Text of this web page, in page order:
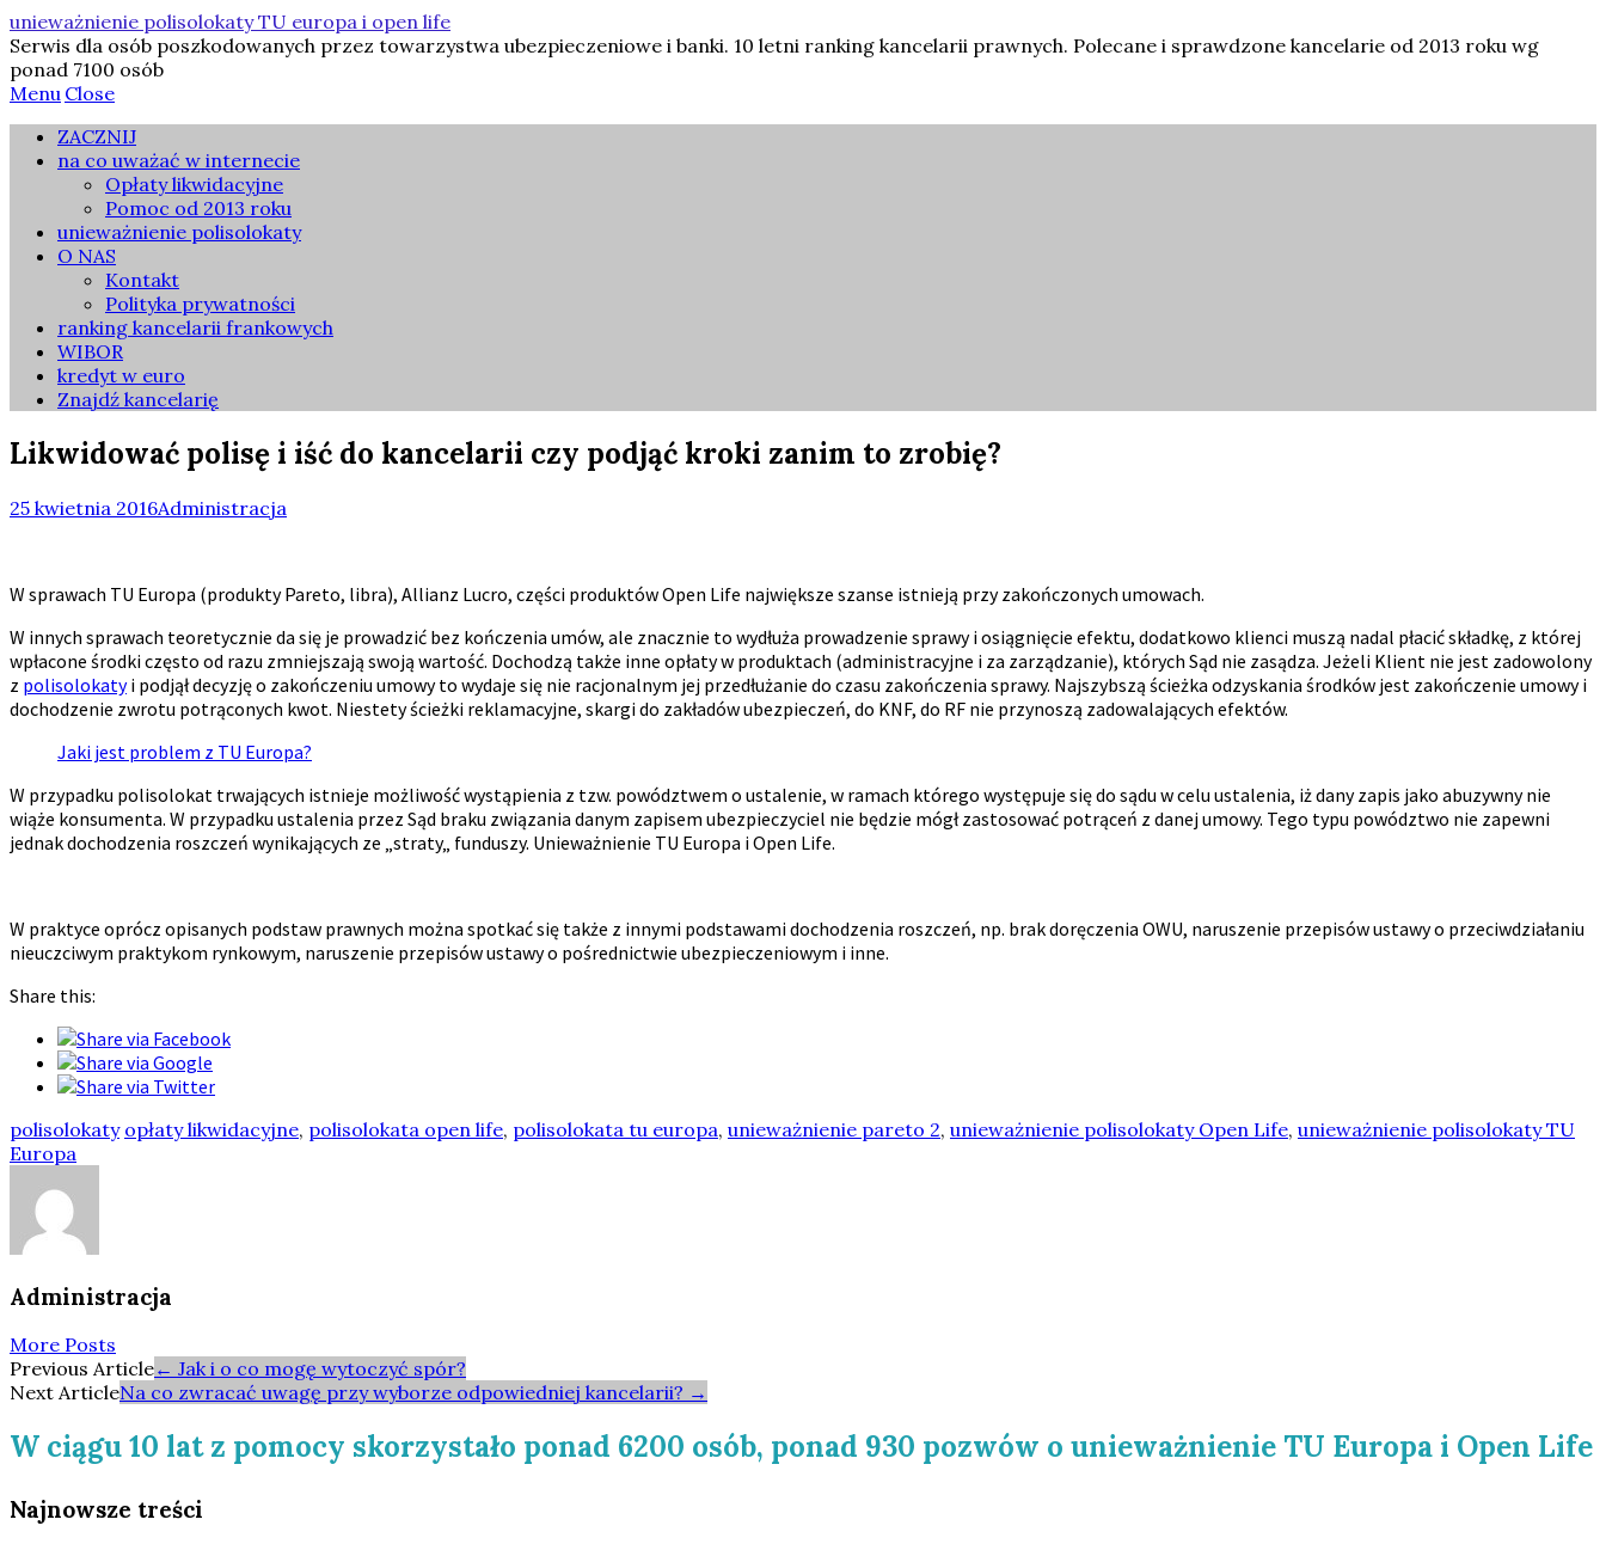
unieważnienie polisolokaty TU europa i open life
Serwis dla osób poszkodowanych przez towarzystwa ubezpieczeniowe i banki. 10 letni ranking kancelarii prawnych. Polecane i sprawdzone kancelarie od 2013 roku wg
ponad 7100 osób
Menu Close
ZACZNIJ
na co uważać w internecie
Opłaty likwidacyjne
Pomoc od 2013 roku
unieważnienie polisolokaty
O NAS
Kontakt
Polityka prywatności
ranking kancelarii frankowych
WIBOR
kredyt w euro
Znajdź kancelarię
Likwidować polisę i iść do kancelarii czy podjąć kroki zanim to zrobię?
25 kwietnia 2016Administracja
W sprawach TU Europa (produkty Pareto, libra), Allianz Lucro, części produktów Open Life największe szanse istnieją przy zakończonych umowach.
W innych sprawach teoretycznie da się je prowadzić bez kończenia umów, ale znacznie to wydłuża prowadzenie sprawy i osiągnięcie efektu, dodatkowo klienci muszą nadal płacić składkę, z której
wpłacone środki często od razu zmniejszają swoją wartość. Dochodzą także inne opłaty w produktach (administracyjne i za zarządzanie), których Sąd nie zasądza. Jeżeli Klient nie jest zadowolony
z polisolokatyi podjął decyzję o zakończeniu umowy to wydaje się nie racjonalnym jej przedłużanie do czasu zakończenia sprawy. Najszybszą ścieżka odzyskania środków jest zakończenie umowy i
dochodzenie zwrotu potrąconych kwot. Niestety ścieżki reklamacyjne, skargi do zakładów ubezpieczeń, do KNF, do RF nie przynoszą zadowalających efektów.
Jaki jest problem z TU Europa?
W przypadku polisolokat trwających istnieje możliwość wystąpienia z tzw. powództwem o ustalenie, w ramach którego występuje się do sądu w celu ustalenia, iż dany zapis jako abuzywny nie
wiąże konsumenta. W przypadku ustalenia przez Sąd braku związania danym zapisem ubezpieczyciel nie będzie mógł zastosować potrąceń z danej umowy. Tego typu powództwo nie zapewni
jednak dochodzenia roszczeń wynikających ze „straty„ funduszy. Unieważnienie TU Europa i Open Life.
W praktyce oprócz opisanych podstaw prawnych można spotkać się także z innymi podstawami dochodzenia roszczeń, np. brak doręczenia OWU, naruszenie przepisów ustawy o przeciwdziałaniu
nieuczciwym praktykom rynkowym, naruszenie przepisów ustawy o pośrednictwie ubezpieczeniowym i inne.
Share this:
polisolokaty opłaty likwidacyjne, polisolokata open life, polisolokata tu europa, unieważnienie pareto 2, unieważnienie polisolokaty Open Life, unieważnienie polisolokaty TU
Europa
Administracja
More Posts
Post
navigation
Previous Article← Jak i o co mogę wytoczyć spór?
Next ArticleNa co zwracać uwagę przy wyborze odpowiedniej kancelarii? →
W ciągu 10 lat z pomocy skorzystało ponad 6200 osób, ponad 930 pozwów o unieważnienie TU Europa i Open Life
Najnowsze treści